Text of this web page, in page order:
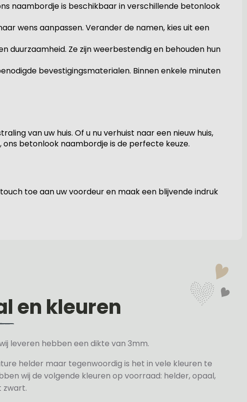
naambordje is beschikbaar in verschillende betonlook
wens aanpassen. Verander de namen, kies uit een
duurzaamheid. Ze zijn weerbestendig en behouden hun
bevestigingsmaterialen. Binnen enkele minuten
van uw huis. Of u nu verhuist naar een nieuw huis,
betonlook naambordje is de perfecte keuze.
toe aan uw voordeur en maak een blijvende indruk
en kleuren
leveren hebben een dikte van 3mm.
helder maar tegenwoordig is het in vele kleuren te
wij de volgende kleuren op voorraad: helder, opaal,
zwart.